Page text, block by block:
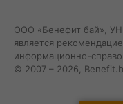
ООО «Бенефит бай»,
является
информационно-
© 2007 – 2026,